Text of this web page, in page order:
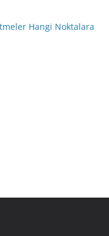
Hangi Noktalara